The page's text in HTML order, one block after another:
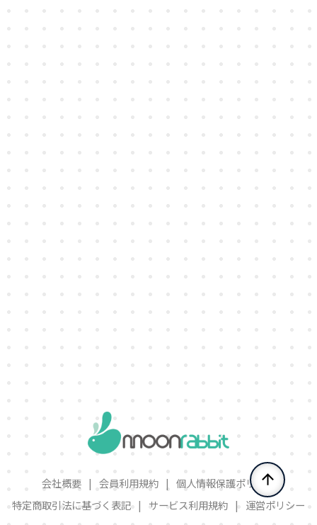
会社概要 | 会員利用規約 | 個人情報保護ポリシー
特定商取引法に基づく表記 | サービス利用規約 | 運営ポリシー